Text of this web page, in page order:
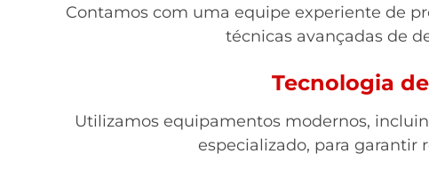
Contamos com uma equipe experiente de
técnicas avançadas de
Tecnologia
Utilizamos equipamentos modernos,
especializado, para garantir